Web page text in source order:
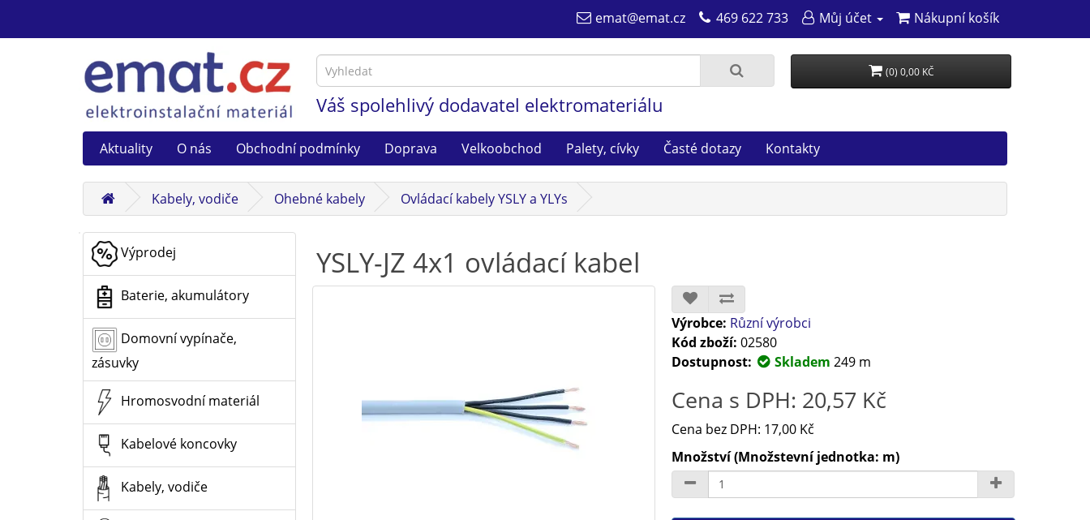
emat@emat.cz 469 622 733 Můj účet Nákupní košík
Váš spolehlivý dodavatel elektromateriálu
(0) 0,00 KČ
Aktuality O nás Obchodní podmínky Doprava Velkoobchod Palety, cívky Časté dotazy Kontakty
Kabely, vodiče Ohebné kabely Ovládací kabely YSLY a YLYs
Výprodej
Baterie, akumulátory
Domovní vypínače,
zásuvky
Hromosvodní materiál
Kabelové koncovky
Kabely, vodiče
YSLY-JZ 4x1 ovládací kabel
Výrobce: Různí výrobci
Kód zboží: 02580
Dostupnost:
Skladem 249 m
Cena s DPH: 20,57 Kč
Cena bez DPH: 17,00 Kč
Množství (Množstevní jednotka: m)